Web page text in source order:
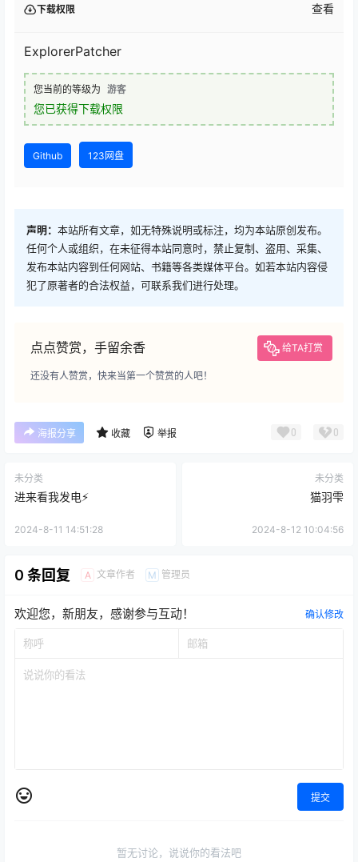
下载权限 查看
ExplorerPatcher
您当前的等级为 游客
您已获得下载权限
Github 123网盘
声明： 本站所有文章，如无特殊说明或标注，均为本站原创发布。
任何个人或组织，在未征得本站同意时，禁止复制、盗用、采集、
发布本站内容到任何网站、书籍等各类媒体平台。如若本站内容侵
犯了原著者的合法权益，可联系我们进行处理。
点点赞赏，手留余香 给TA打赏
还没有人赞赏，快来当第一个赞赏的人吧！
海报分享 收藏 举报 0 0
未分类
进来看我发电⚡
2024-8-11 14:51:28
未分类
猫羽雫
2024-8-12 10:04:56
0 条回复 A 文章作者 M 管理员
欢迎您，新朋友，感谢参与互动！ 确认修改
提交
暂无讨论，说说你的看法吧